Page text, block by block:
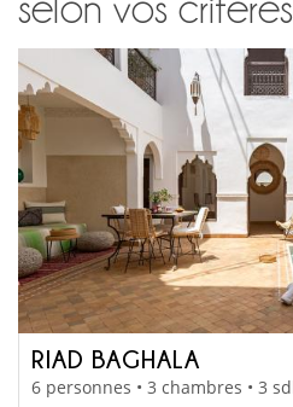
RIAD BAGHALA
6 personnes • 3 chambres • 3